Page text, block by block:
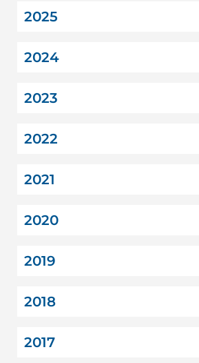
2025
2024
2023
2022
2021
2020
2019
2018
2017